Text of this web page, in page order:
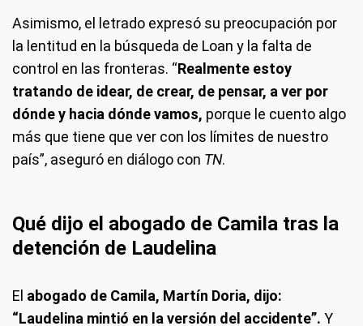
Asimismo, el letrado expresó su preocupación por
la lentitud en la búsqueda de Loan y la falta de
control en las fronteras. “Realmente estoy
tratando de idear, de crear, de pensar, a ver por
dónde y hacia dónde vamos, porque le cuento algo
más que tiene que ver con los límites de nuestro
país”, aseguró en diálogo con TN.
Qué dijo el abogado de Camila tras la
detención de Laudelina
El abogado de Camila, Martín Doria, dijo:
“Laudelina mintió en la versión del accidente”. Y